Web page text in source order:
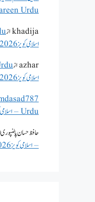
Urdu
khadijaاز
اسلامی کویز 2026 کے مقابلہ میں حصہ لیکر خود کا جائزہ لیں
azharاز
اسلامی کویز 2026 کے مقابلہ میں حصہ لیکر خود کا جائزہ لیں
Urdu – اسلامی کویز 2026 کے مقابلہ میں حصہ لیکر خود کا جائزہ لیں
حافظ حسان پالنپوری
– اسلامی کویز 2026 کے مقابلہ میں حصہ لیکر خود کا جائزہ لیں